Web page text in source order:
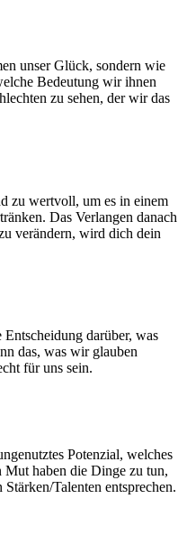
unser Glück, sondern wie
Bedeutung wir ihnen
zu sehen, der wir das
zu wertvoll, um es in einem
Das Verlangen danach
verändern, wird dich dein
darüber, was
das, was wir glauben
für uns sein.
Potenzial, welches
haben die Dinge zu tun,
Talenten entsprechen.